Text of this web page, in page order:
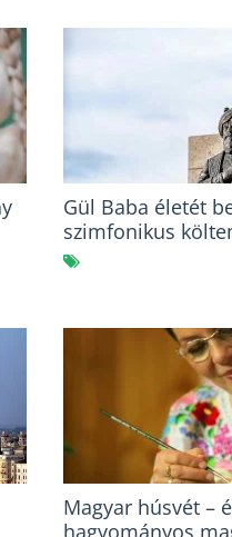
Gül Baba életét
szimfonikus
világpremierje
Magyar húsvét –
hagyományos